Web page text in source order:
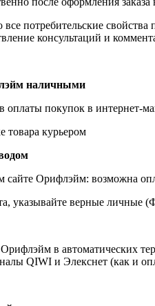
потребительские
консультаций и
наличными
покупок в интернет-
товара курьером
сайте Орифлэйм: возможна
указывайте верные личные
в автоматических
QIWI и Элекснет (как и